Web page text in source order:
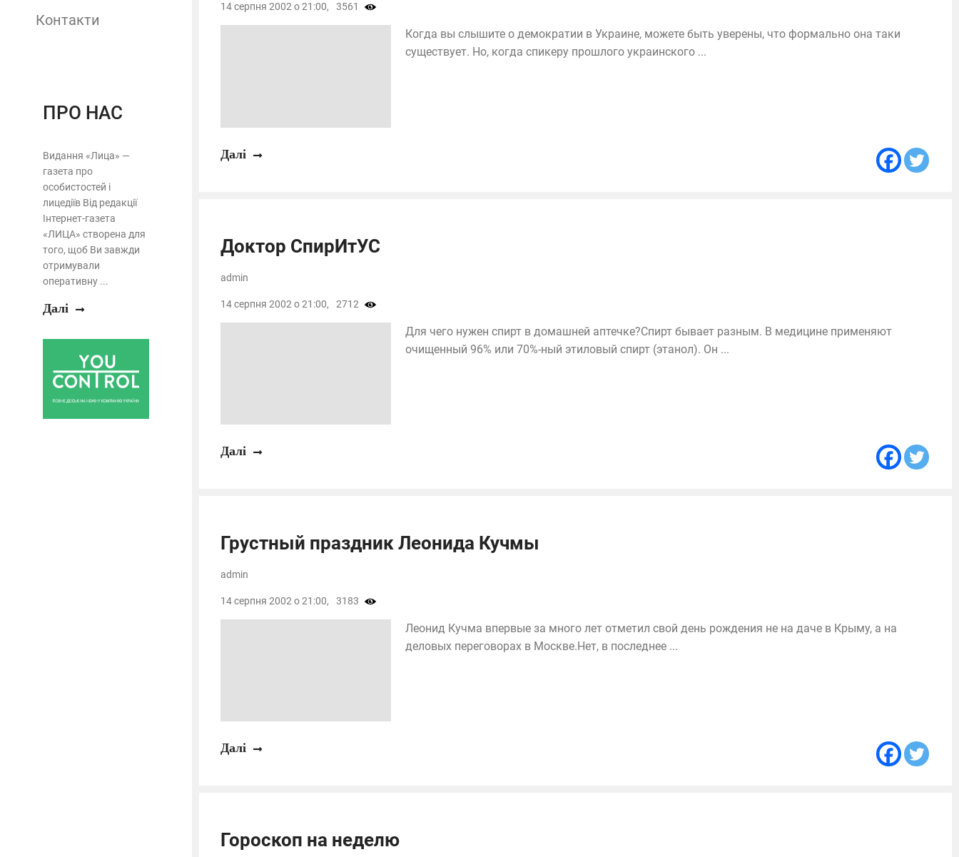
Контакти
ПРО НАС
Видання «Лица» —
газета про
особистостей і
лицедіїв Від редакції
Інтернет-газета
«ЛИЦА» створена для
того, щоб Ви завжди
отримували
оперативну ...
Далі
Когда вы слышите о демократии в Украине, можете быть уверены, что формально она таки
существует. Но, когда спикеру прошлого украинского ...
14 серпня 2002 о 21:00, 3561
Далі
Доктор СпирИтУС
Для чего нужен спирт в домашней аптечке?Спирт бывает разным. В медицине применяют
очищенный 96% или 70%-ный этиловый спирт (этанол). Он ...
admin
14 серпня 2002 о 21:00, 2712
Далі
Грустный праздник Леонида Кучмы
Леонид Кучма впервые за много лет отметил свой день рождения не на даче в Крыму, а на
деловых переговорах в Москве.Нет, в последнее ...
admin
14 серпня 2002 о 21:00, 3183
Далі
Гороскоп на неделю